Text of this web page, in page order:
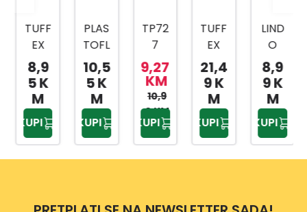
TUFF
EX
KANT
A ZA
SME
ĆE
25L
TP22
34
8,9
5 K
M
KUPI
PLAS
TOFL
EX
KANT
A ZA
SME
ĆE
24L
10,5
5 K
M
KUPI
TP72
7
KANT
A ZA
KUHI
NJSK
I
OTP
AD
9,27
KM
10,9
0 KM
KUPI
TUFF
EX
TP22
04
KANT
A ZA
SME
ĆE
NO:4
21,4
9 K
M
KUPI
LIND
O
KANT
A
SVIJE
TLO
SIVA
12L
8,9
9 K
M
KUPI